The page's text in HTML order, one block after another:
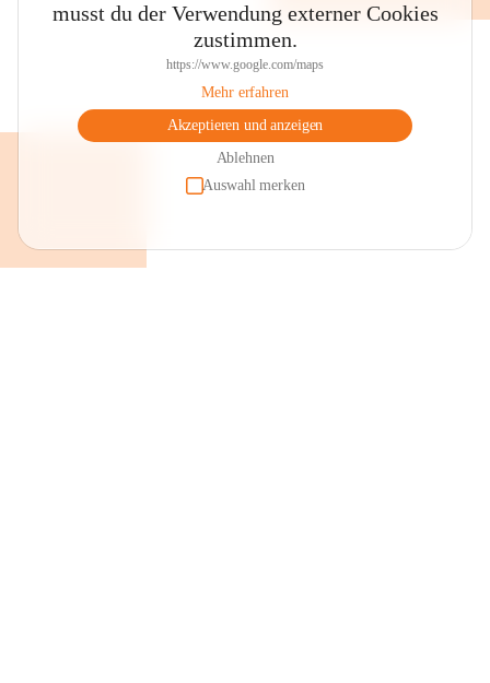
musst du der Verwendung externer Cookies
zustimmen.
https://www.google.com/maps
Mehr erfahren
Akzeptieren und anzeigen
Ablehnen
Auswahl merken